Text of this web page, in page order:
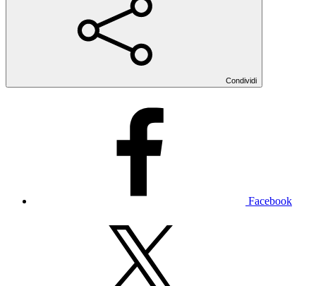
Condividi
Facebook